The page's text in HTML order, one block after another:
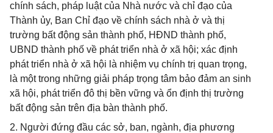
chính sách, pháp luật của Nhà nước và chỉ đạo của
Thành ủy, Ban Chỉ đạo về chính sách nhà ở và thị
trường bất động sản thành phố, HĐND thành phố,
UBND thành phố về phát triển nhà ở xã hội; xác định
phát triển nhà ở xã hội là nhiệm vụ chính trị quan trọng,
là một trong những giải pháp trọng tâm bảo đảm an sinh
xã hội, phát triển đô thị bền vững và ổn định thị trường
bất động sản trên địa bàn thành phố.
2. Người đứng đầu các sở, ban, ngành, địa phương